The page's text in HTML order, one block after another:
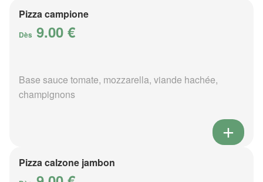
Pizza campione
Dès 9.00 €
Base sauce tomate, mozzarella, viande hachée,
champignons
Pizza calzone jambon